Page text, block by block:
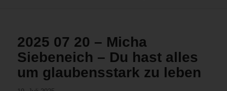
2025 07 20 – Micha
Siebeneich – Du hast alles
um glaubensstark zu leben